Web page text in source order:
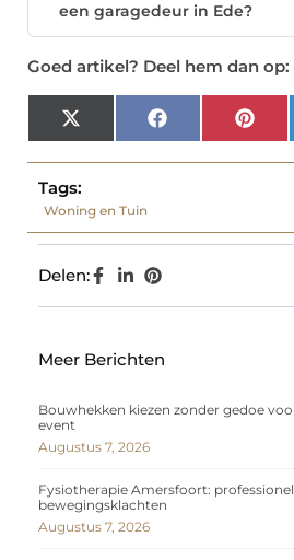
een garagedeur in Ede?
Goed artikel? Deel hem dan op:
X
(Twitter)
Facebook
Tags:
Woning en Tuin
Delen:
Meer Berichten
Bouwhekken kiezen zonder gedoe
event
Augustus 7, 2026
Fysiotherapie Amersfoort:
bewegingsklachten
Augustus 7, 2026